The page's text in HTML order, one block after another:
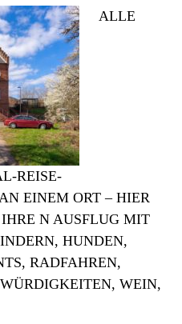
ALLE
REISE-
EINEM ORT – HIER
N AUSFLUG MIT
HUNDEN,
RADFAHREN,
WEIN,